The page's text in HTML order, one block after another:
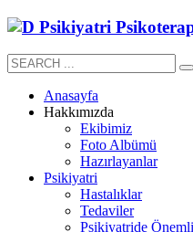
Anasayfa
Hakkımızda
Ekibimiz
Foto Albümü
Hazırlayanlar
Psikiyatri
Hastalıklar
Tedaviler
Psikiyatride